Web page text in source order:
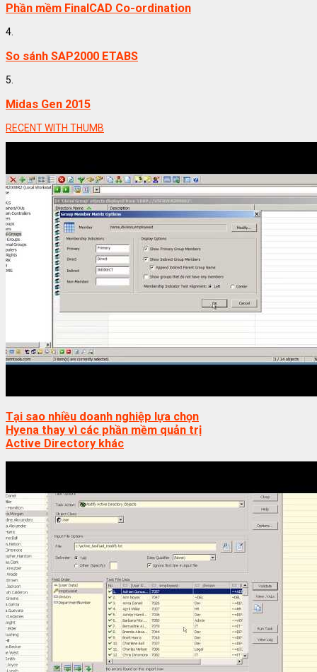
Phần mềm FinalCAD Co-ordination
4.
So sánh SAP2000 ETABS
5.
Midas Gen 2015
RECENT WITH THUMB
Tại sao nhiều doanh nghiệp lựa chọn
Hyena thay vì các phần mềm quản trị
Active Directory khác